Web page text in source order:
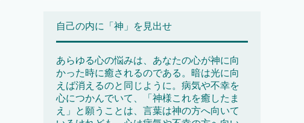
自己の内に「神」を見出せ
あらゆる心の悩みは、あなたの心が神に向
かった時に癒されるのである。暗は光に向
えば消えるのと同じように。病気や不幸を
心につかんでいて、「神様これを癒したま
え」と願うことは、言葉は神の方へ向いて